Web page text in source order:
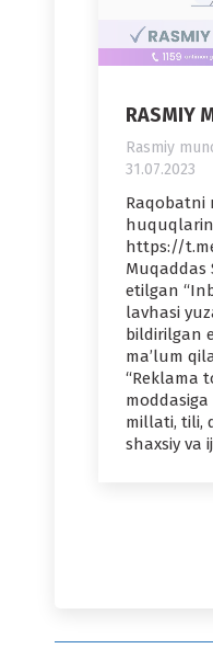
RASMIY
Rasmiy
31.07.2023
Raqobatni
https://
Muqaddas
etilgan
lavhasi
bildirilgan
ma’lum
“Reklama
millati, tili,
shaxsiy va